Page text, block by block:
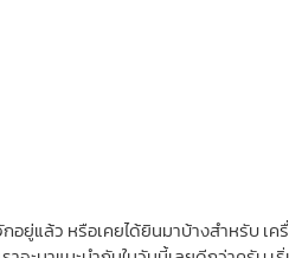
ยู่แล้ว หรือเคยได้ยินมาบ้างสำหรับ เ